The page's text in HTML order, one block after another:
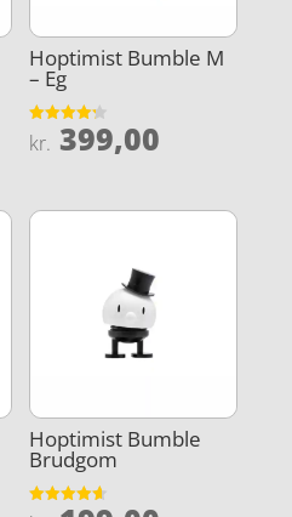
Hoptimist Bumble M
– Eg
Vurderet
4.2
kr. 399,00
Hoptimist Bumble
Brudgom
Vurderet